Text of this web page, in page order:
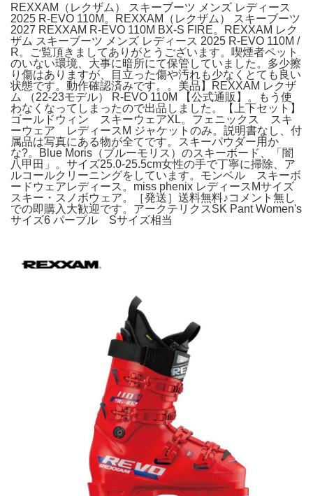
REXXAM（レクザム） スキーブーツ メンズ レディース
2025 R-EVO 110M。REXXAM（レクザム） スキーブーツ
2027 REXXAM R-EVO 110M BX-S FIRE。REXXAM レク
ザム スキーブーツ メンズ レディース 2025 R-EVO 110M /
R。ご覧頂きましてありがとうございます。喫煙者ペット
のいない環境、大事に暗所にて保管していました。多少擦
り傷はありますが、目立った傷や汚れも少なくとても良い
状態です。動作確認済みです。。美品】REXXAM レクザ
ム （22-23モデル） R-EVO 110M 【公式通販】。もう使
わなくなってしまったので出品しました。【上下セット】
ゴールドウィン スキーウェアXL。フェニックス スキ
ーウェア レディースM ジャケットのみ。説明書なし、付
属品は写真にある物が全てです。スキーパウダー用か
な?。Blue Moris（ブルーモリス）のスキーボード、「闇
八甲田」。サイズ25.0-25.5cm女性の手で丁寧に掃除、ア
ルコールクリーニングをしています。モンベル スキーボ
ードウェアレディース。miss phenix レディースMサイズ
スキー・スノボウェア。［発送］送料無料♪コメント無し
での即購入大歓迎です。アークテリクスSK Pant Women's
サイズ6 パープル Sサイズ相当